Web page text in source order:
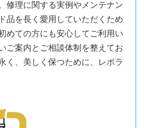
修理に関する実例やメンテナン
品を長く愛用していただくため
めての方にも安心してご利用い
ご案内とご相談体制を整えてお
く、美しく保つために、レボラ